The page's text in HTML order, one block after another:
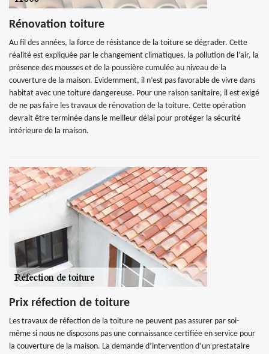
Rénovation toiture
Au fil des années, la force de résistance de la toiture se dégrader. Cette
réalité est expliquée par le changement climatiques, la pollution de l’air, la
présence des mousses et de la poussière cumulée au niveau de la
couverture de la maison. Evidemment, il n’est pas favorable de vivre dans
habitat avec une toiture dangereuse. Pour une raison sanitaire, il est exigé
de ne pas faire les travaux de rénovation de la toiture. Cette opération
devrait être terminée dans le meilleur délai pour protéger la sécurité
intérieure de la maison.
Prix réfection de toiture
Les travaux de réfection de la toiture ne peuvent pas assurer par soi-
même si nous ne disposons pas une connaissance certifiée en service pour
la couverture de la maison. La demande d’intervention d’un prestataire